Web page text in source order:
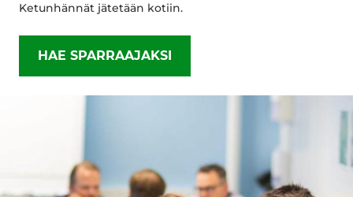
Ketunhännät jätetään kotiin.
HAE SPARRAAJAKSI